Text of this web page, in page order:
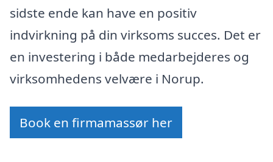
sidste ende kan have en positiv
indvirkning på din virksoms succes. Det er
en investering i både medarbejderes og
virksomhedens velvære i Norup.
Book en firmamassør her